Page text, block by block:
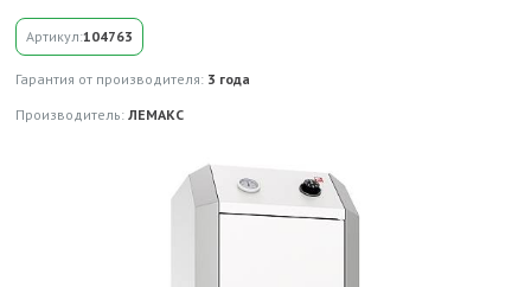
Артикул:104763
Гарантия от производителя: 3 года
Производитель: ЛЕМАКС